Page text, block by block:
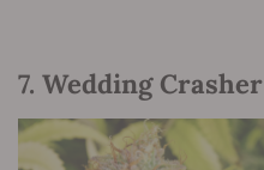
7. Wedding Crasher